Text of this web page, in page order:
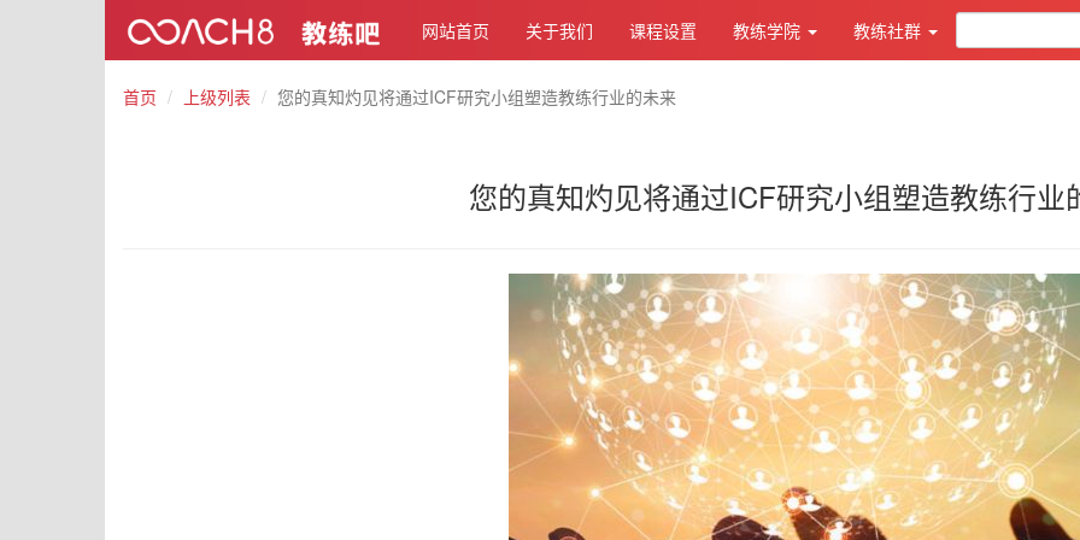
网站首页 关于我们 课程设置 教练学院 教练社群
首页 上级列表 您的真知灼见将通过ICF研究小组塑造教练行业的未来
您的真知灼见将通过ICF研究小组塑造教练行业